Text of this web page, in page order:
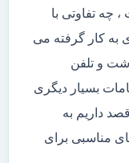
چه تفاوتی با
به کار گرفته می
و تلفن
بسیار دیگری
داریم به
مناسبی برای